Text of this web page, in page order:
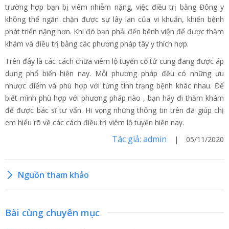
trường hợp bạn bị viêm nhiễm nặng, việc điều trị bằng Đông y
không thể ngăn chặn được sự lây lan của vi khuẩn, khiến bệnh
phát triển nặng hơn. Khi đó bạn phải đến bệnh viện để được thăm
khám và điều trị bằng các phương pháp tây y thích hợp.
Trên đây là các cách chữa viêm lộ tuyến cổ tử cung đang được áp
dụng phổ biến hiện nay. Mỗi phương pháp đều có những ưu
nhược điểm và phù hợp với từng tình trạng bệnh khác nhau. Để
biết mình phù hợp với phương pháp nào , bạn hãy đi thăm khám
để được bác sĩ tư vấn. Hi vọng những thông tin trên đã giúp chị
em hiểu rõ về các cách điều trị viêm lộ tuyến hiện nay.
Tác giả: admin | 05/11/2020
Nguồn tham khảo
Bài cùng chuyên mục